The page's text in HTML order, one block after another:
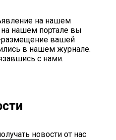
на нашем
нашем портале вы
вашей
в нашем журнале.
с нами.
новости от нас